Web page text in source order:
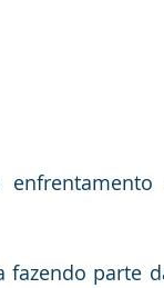
fazendo parte